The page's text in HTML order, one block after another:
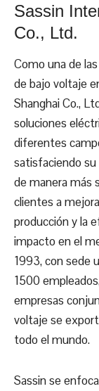
Sassin
Co., Ltd.
Como una de
de bajo voltaje
Shanghai Co.,
soluciones
diferentes
satisfaciendo su
de manera más
clientes a
producción y la
impacto en el
1993, con sede
1500
empresas
voltaje se
todo el mundo.
Sassin se